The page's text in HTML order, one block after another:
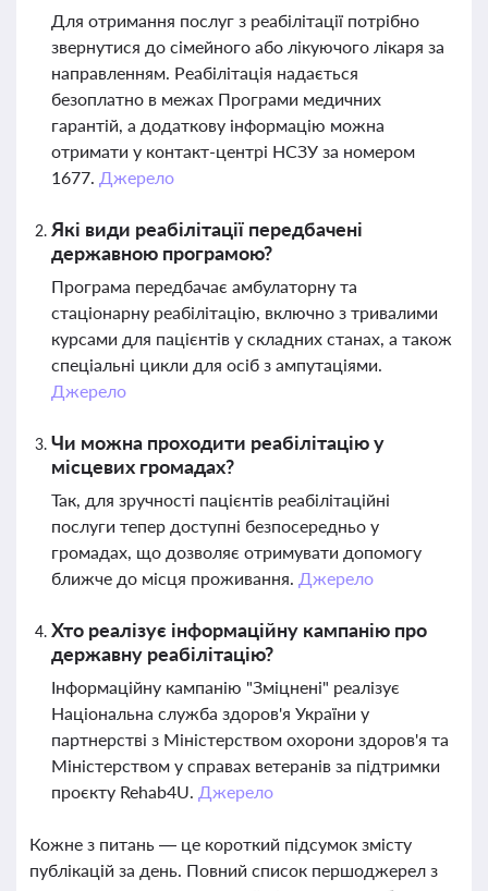
Для отримання послуг з реабілітації потрібно
звернутися до сімейного або лікуючого лікаря за
направленням. Реабілітація надається
безоплатно в межах Програми медичних
гарантій, а додаткову інформацію можна
отримати у контакт-центрі НСЗУ за номером
1677. Джерело
Які види реабілітації передбачені
державною програмою?
Програма передбачає амбулаторну та
стаціонарну реабілітацію, включно з тривалими
курсами для пацієнтів у складних станах, а також
спеціальні цикли для осіб з ампутаціями.
Джерело
Чи можна проходити реабілітацію у
місцевих громадах?
Так, для зручності пацієнтів реабілітаційні
послуги тепер доступні безпосередньо у
громадах, що дозволяє отримувати допомогу
ближче до місця проживання. Джерело
Хто реалізує інформаційну кампанію про
державну реабілітацію?
Інформаційну кампанію "Зміцнені" реалізує
Національна служба здоров'я України у
партнерстві з Міністерством охорони здоров'я та
Міністерством у справах ветеранів за підтримки
проєкту Rehab4U. Джерело
Кожне з питань — це короткий підсумок змісту
публікацій за день. Повний список першоджерел з